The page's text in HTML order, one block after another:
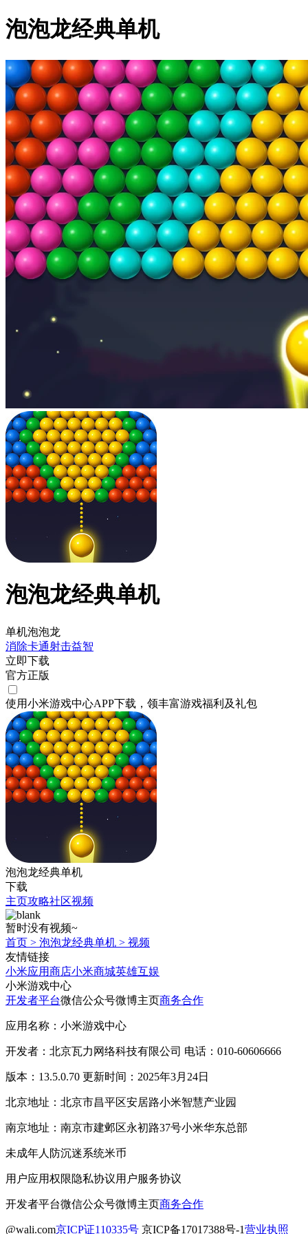
泡泡龙经典单机
泡泡龙经典单机
单机泡泡龙
消除卡通射击益智
立即下载
官方正版
使用小米游戏中心APP下载 ，领丰富游戏福利 及礼包
泡泡龙经典单机
下载
主页攻略社区视频
暂时没有视频~
首页 > 泡泡龙经典单机 > 视频
友情链接
小米应用商店小米商城英雄互娱
小米游戏中心
开发者平台微信公众号微博主页商务合作
应用名称：小米游戏中心
开发者：北京瓦力网络科技有限公司 电话：010-60606666
版本：13.5.0.70 更新时间：2025年3月24日
北京地址：北京市昌平区安居路小米智慧产业园
南京地址：南京市建邺区永初路37号小米华东总部
未成年人防沉迷系统米币
用户应用权限隐私协议用户服务协议
开发者平台微信公众号微博主页商务合作
@wali.com京ICP证110335号 京ICP备17017388号-1营业执照